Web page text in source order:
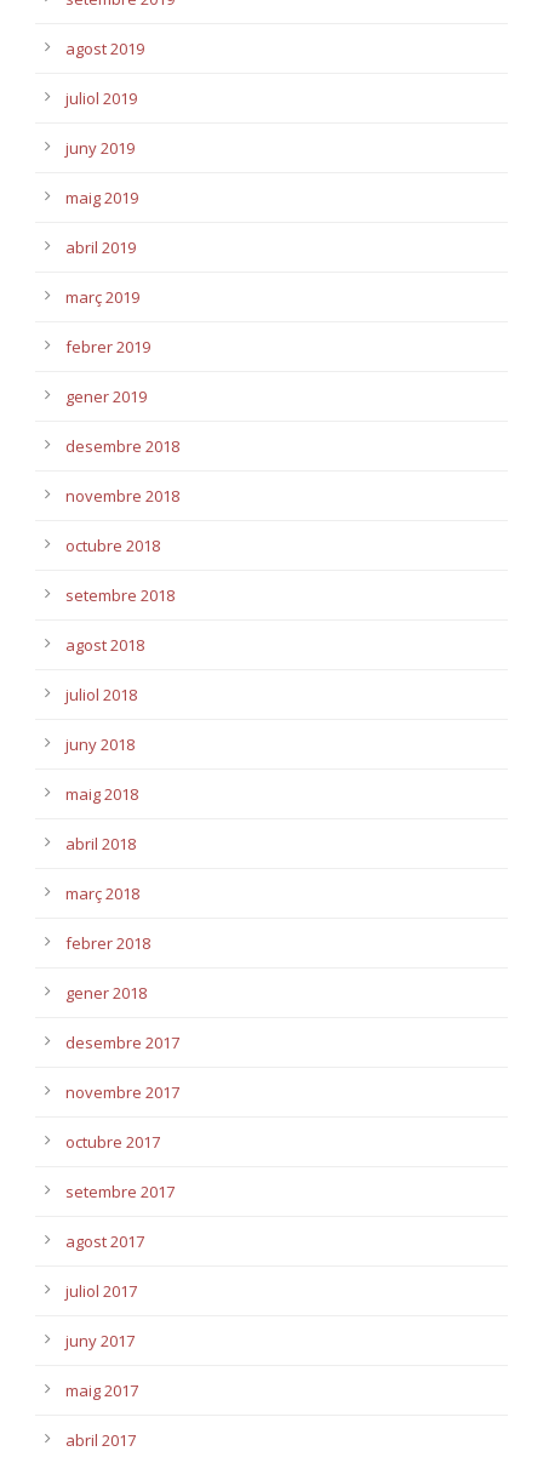
agost 2019
juliol 2019
juny 2019
maig 2019
abril 2019
març 2019
febrer 2019
gener 2019
desembre 2018
novembre 2018
octubre 2018
setembre 2018
agost 2018
juliol 2018
juny 2018
maig 2018
abril 2018
març 2018
febrer 2018
gener 2018
desembre 2017
novembre 2017
octubre 2017
setembre 2017
agost 2017
juliol 2017
juny 2017
maig 2017
abril 2017